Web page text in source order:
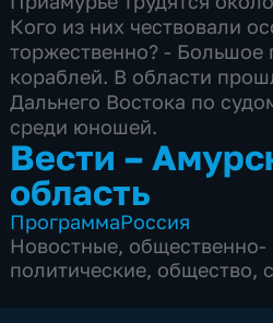
Кого из них чествовали
торжественно? - Большое
кораблей. В области
Дальнего Востока по
среди юношей.
Вести –
область
ПрограммаРоссия
Новостные, общественно-
политические, общество,